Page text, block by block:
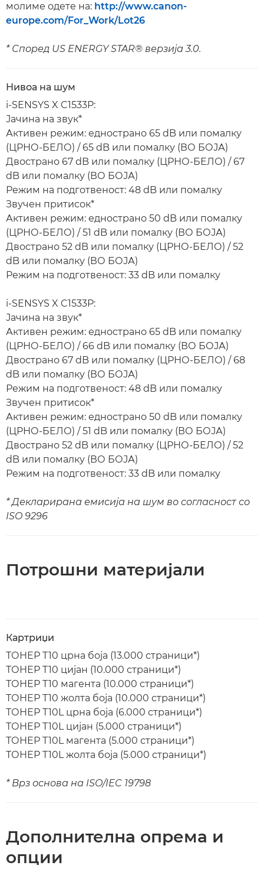
молиме одете на: http://www.canon-
europe.com/For_Work/Lot26
* Според US ENERGY STAR® верзија 3.0.
Нивоа на шум
i-SENSYS X C1533P:
Јачина на звук*
Активен режим: еднострано 65 dB или помалку
(ЦРНО-БЕЛО) / 65 dB или помалку (ВО БОЈА)
Двострано 67 dB или помалку (ЦРНО-БЕЛО) / 67
dB или помалку (ВО БОЈА)
Режим на подготвеност: 48 dB или помалку
Звучен притисок*
Активен режим: еднострано 50 dB или помалку
(ЦРНО-БЕЛО) / 51 dB или помалку (ВО БОЈА)
Двострано 52 dB или помалку (ЦРНО-БЕЛО) / 52
dB или помалку (ВО БОЈА)
Режим на подготвеност: 33 dB или помалку
i-SENSYS X C1533P:
Јачина на звук*
Активен режим: еднострано 65 dB или помалку
(ЦРНО-БЕЛО) / 66 dB или помалку (ВО БОЈА)
Двострано 67 dB или помалку (ЦРНО-БЕЛО) / 68
dB или помалку (ВО БОЈА)
Режим на подготвеност: 48 dB или помалку
Звучен притисок*
Активен режим: еднострано 50 dB или помалку
(ЦРНО-БЕЛО) / 51 dB или помалку (ВО БОЈА)
Двострано 52 dB или помалку (ЦРНО-БЕЛО) / 52
dB или помалку (ВО БОЈА)
Режим на подготвеност: 33 dB или помалку
* Декларирана емисија на шум во согласност со
ISO 9296
Потрошни материјали
Картриџи
ТОНЕР T10 црна боја (13.000 страници*)
ТОНЕР T10 цијан (10.000 страници*)
ТОНЕР T10 магента (10.000 страници*)
ТОНЕР T10 жолта боја (10.000 страници*)
ТОНЕР T10L црна боја (6.000 страници*)
ТОНЕР T10L цијан (5.000 страници*)
ТОНЕР T10L магента (5.000 страници*)
ТОНЕР T10L жолта боја (5.000 страници*)
* Врз основа на ISO/IEC 19798
Дополнителна опрема и
опции